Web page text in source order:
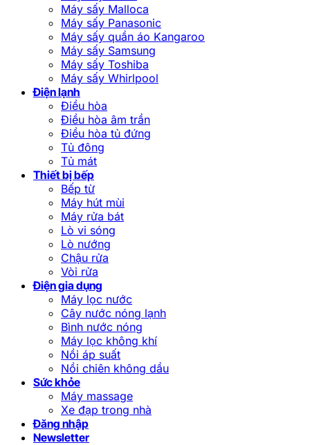
Máy sấy Malloca
Máy sấy Panasonic
Máy sấy quần áo Kangaroo
Máy sấy Samsung
Máy sấy Toshiba
Máy sấy Whirlpool
Điện lạnh
Điều hòa
Điều hòa âm trần
Điều hòa tủ đứng
Tủ đông
Tủ mát
Thiết bị bếp
Bếp từ
Máy hút mùi
Máy rửa bát
Lò vi sóng
Lò nướng
Chậu rửa
Vòi rửa
Điện gia dụng
Máy lọc nước
Cây nước nóng lạnh
Bình nước nóng
Máy lọc không khí
Nồi áp suất
Nồi chiên không dầu
Sức khỏe
Máy massage
Xe đạp trong nhà
Đăng nhập
Newsletter